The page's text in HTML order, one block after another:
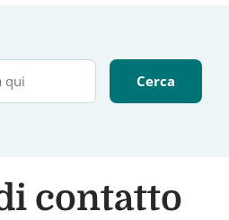
contatto